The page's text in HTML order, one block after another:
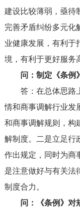
建设比较薄弱，亟待
完善矛盾纠纷多元化
业健康发展，有利于
境，有利于更好服务
问：制定《条例
答：在总体思路
情和商事调解行业发
和商事调解规则，构
解制度。二是立足行
作出规定，同时为商
是注意做好与有关法
制度合力。
问：《条例》对